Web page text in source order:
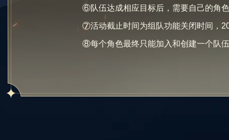
⑥队伍达成相应目标后，需要自己的角
⑦活动截止时间为组队功能关闭时间，
⑧每个角色最终只能加入和创建一个队